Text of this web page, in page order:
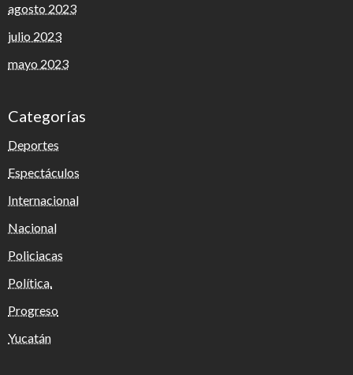
agosto 2023
julio 2023
mayo 2023
Categorías
Deportes
Espectáculos
Internacional
Nacional
Policiacas
Política.
Progreso
Yucatán